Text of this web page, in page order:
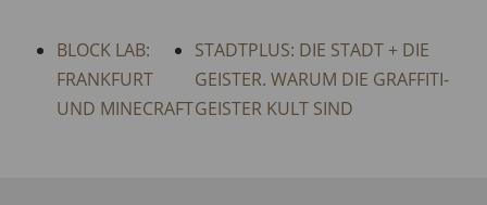
BLOCK LAB:
FRANKFURT
UND MINECRAFT
STADTPLUS: DIE STADT + DIE
GEISTER. WARUM DIE GRAFFITI-
GEISTER KULT SIND